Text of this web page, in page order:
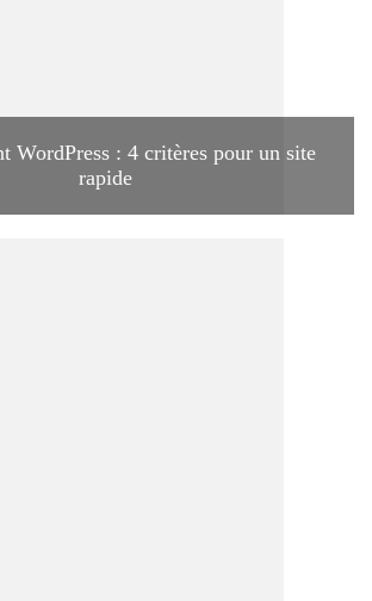
WordPress : 4 critères pour un site
rapide